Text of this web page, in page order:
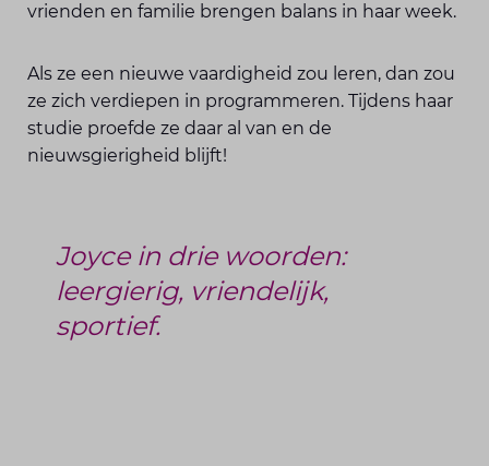
vrienden en familie brengen balans in haar week.
Als ze een nieuwe vaardigheid zou leren, dan zou
ze zich verdiepen in programmeren. Tijdens haar
studie proefde ze daar al van en de
nieuwsgierigheid blijft!
Joyce in drie woorden:
leergierig, vriendelijk,
sportief.